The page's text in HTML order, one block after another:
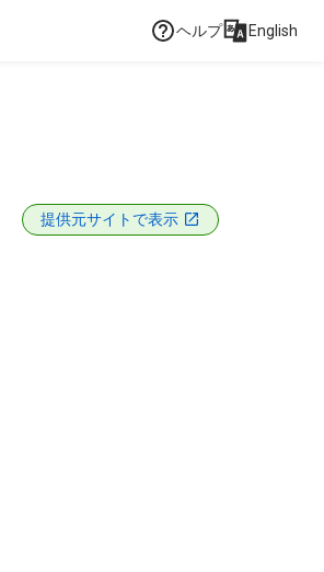
ヘルプ English
提供元サイトで表示